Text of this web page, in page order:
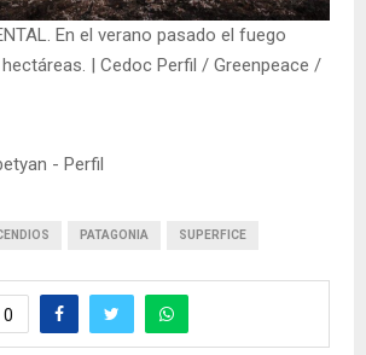
En el verano pasado el fuego
| Cedoc Perfil / Greenpeace /
- Perfil
PATAGONIA SUPERFICE
0